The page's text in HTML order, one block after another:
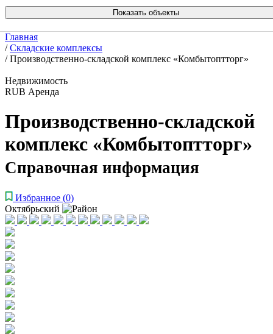
Главная
/ Складские комплексы
/ Производственно-складской комплекс «Комбытоптторг»
Недвижимость
RUB Аренда
Производственно-складской
комплекс «Комбытоптторг»
Справочная информация
Избранное (0)
Октябрьский